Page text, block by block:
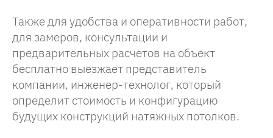
Также для удобства и оперативности работ,
для замеров, консультации и
предварительных расчетов на объект
бесплатно выезжает представитель
компании, инженер-технолог, который
определит стоимость и конфигурацию
будущих конструкций натяжных потолков.